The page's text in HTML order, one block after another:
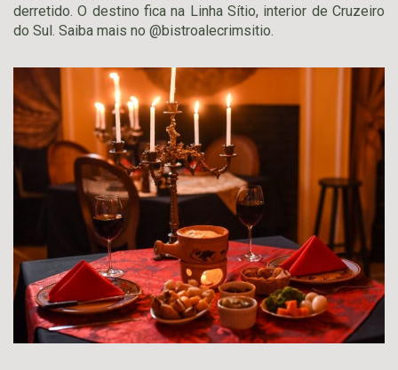
derretido. O destino fica na Linha Sítio, interior de Cruzeiro
do Sul. Saiba mais no @bistroalecrimsitio.